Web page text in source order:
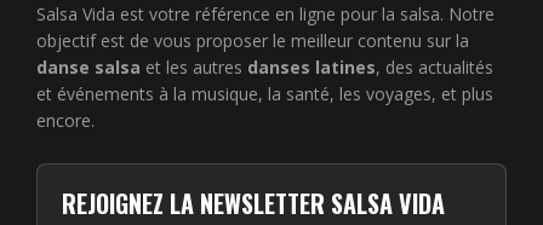
Salsa Vida est votre référence en ligne pour la salsa. Notre
objectif est de vous proposer le meilleur contenu sur la
danse salsa et les autres danses latines, des actualités
et événements à la musique, la santé, les voyages, et plus
encore.
REJOIGNEZ LA NEWSLETTER SALSA VIDA